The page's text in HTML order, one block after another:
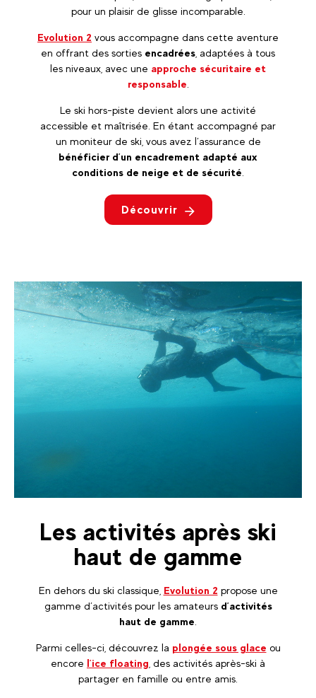
pour un plaisir de glisse incomparable.
Evolution 2 vous accompagne dans cette aventure
en offrant des sorties encadrées, adaptées à tous
les niveaux, avec une approche sécuritaire et
responsable.
Le ski hors-piste devient alors une activité
accessible et maîtrisée. En étant accompagné par
un moniteur de ski, vous avez l’assurance de
bénéficier d’un encadrement adapté aux
conditions de neige et de sécurité.
Découvrir
Les activités après ski
haut de gamme
En dehors du ski classique, Evolution 2 propose une
gamme d’activités pour les amateurs d’activités
haut de gamme.
Parmi celles-ci, découvrez la plongée sous glace ou
encore l’ice floating, des activités après-ski à
partager en famille ou entre amis.